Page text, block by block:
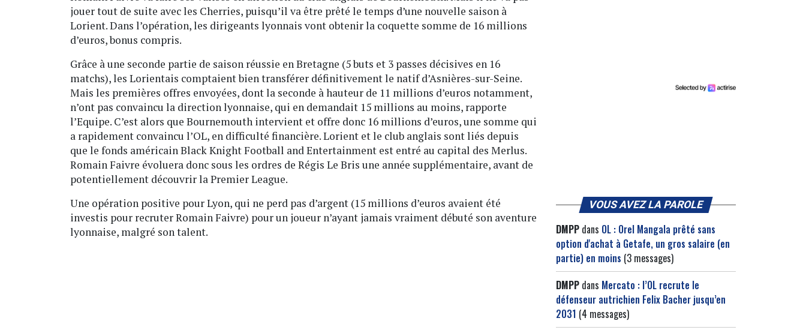
jouer tout de suite avec les Cherries, puisqu’il va être prêté le temps d’une nouvelle saison à
Lorient. Dans l’opération, les dirigeants lyonnais vont obtenir la coquette somme de 16 millions
d’euros, bonus compris.
Grâce à une seconde partie de saison réussie en Bretagne (5 buts et 3 passes décisives en 16
matchs), les Lorientais comptaient bien transférer définitivement le natif d’Asnières-sur-Seine.
Mais les premières offres envoyées, dont la seconde à hauteur de 11 millions d’euros notamment,
n’ont pas convaincu la direction lyonnaise, qui en demandait 15 millions au moins, rapporte
l’Equipe. C’est alors que Bournemouth intervient et offre donc 16 millions d’euros, une somme qui
a rapidement convaincu l’OL, en difficulté financière. Lorient et le club anglais sont liés depuis
que le fonds américain Black Knight Football and Entertainment est entré au capital des Merlus.
Romain Faivre évoluera donc sous les ordres de Régis Le Bris une année supplémentaire, avant de
potentiellement découvrir la Premier League.
Une opération positive pour Lyon, qui ne perd pas d’argent (15 millions d’euros avaient été
investis pour recruter Romain Faivre) pour un joueur n’ayant jamais vraiment débuté son aventure
lyonnaise, malgré son talent.
VOUS AVEZ LA PAROLE
DMPP dans OL : Orel Mangala prêté sans
option d'achat à Getafe, un gros salaire (en
partie) en moins (3 messages)
DMPP dans Mercato : l’OL recrute le
défenseur autrichien Felix Bacher jusqu’en
2031 (4 messages)